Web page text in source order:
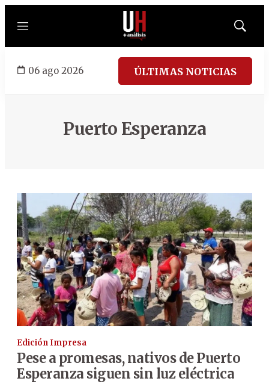
Menú
Mostrar
06 ago 2026 ÚLTIMAS NOTICIAS
Puerto Esperanza
Edición Impresa
Pese a promesas, nativos de Puerto
Esperanza siguen sin luz eléctrica